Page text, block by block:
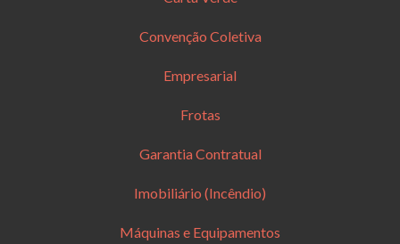
Convenção Coletiva
Empresarial
Frotas
Garantia Contratual
Imobiliário (Incêndio)
Máquinas e Equipamentos